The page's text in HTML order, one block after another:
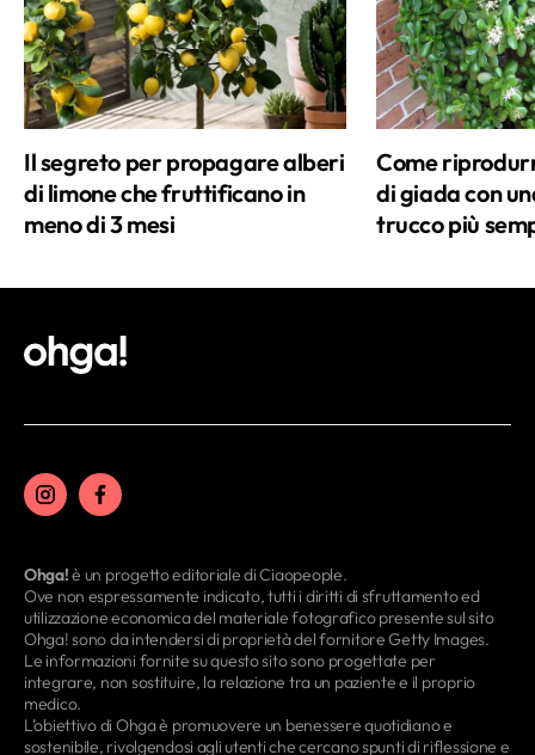
Il segreto per propagare alberi
di limone che fruttificano in
meno di 3 mesi
Come
di giada con
trucco più
Ohga!è un progetto editoriale di Ciaopeople.
Ove non espressamente indicato, tutti i diritti di sfruttamento ed
utilizzazione economica del materiale fotografico presente sul sito
Ohga! sono da intendersi di proprietà del fornitore Getty Images.
Le informazioni fornite su questo sito sono progettate per
integrare, non sostituire, la relazione tra un paziente e il proprio
medico.
L’obiettivo di Ohga è promuovere un benessere quotidiano e
sostenibile, rivolgendosi agli utenti che cercano spunti di riflessione e